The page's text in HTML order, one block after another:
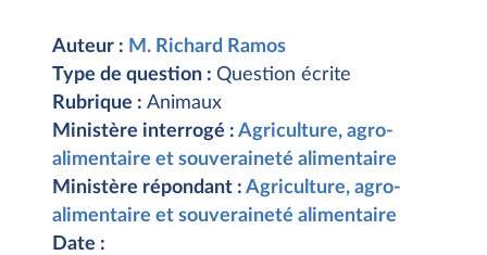
Auteur : M. Richard Ramos
Type de question : Question écrite
Rubrique : Animaux
Ministère interrogé : Agriculture, agro-
alimentaire et souveraineté alimentaire
Ministère répondant : Agriculture, agro-
alimentaire et souveraineté alimentaire
Date :